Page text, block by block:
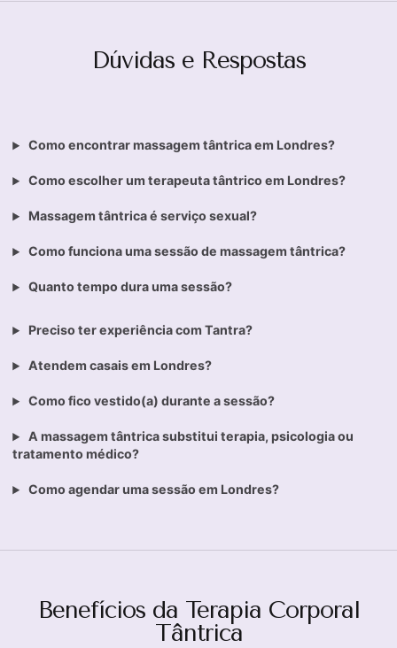
Dúvidas e Respostas
Como encontrar massagem tântrica em Londres?
Como escolher um terapeuta tântrico em Londres?
Massagem tântrica é serviço sexual?
Como funciona uma sessão de massagem tântrica?
Quanto tempo dura uma sessão?
Preciso ter experiência com Tantra?
Atendem casais em Londres?
Como fico vestido(a) durante a sessão?
A massagem tântrica substitui terapia, psicologia ou
tratamento médico?
Como agendar uma sessão em Londres?
Benefícios da Terapia Corporal
Tântrica